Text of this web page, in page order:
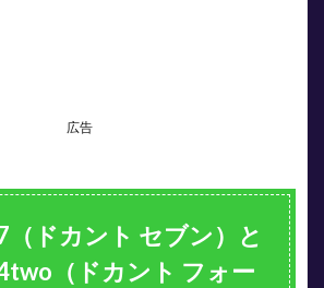
広告
ドカント セブン）と
（ドカント フォー